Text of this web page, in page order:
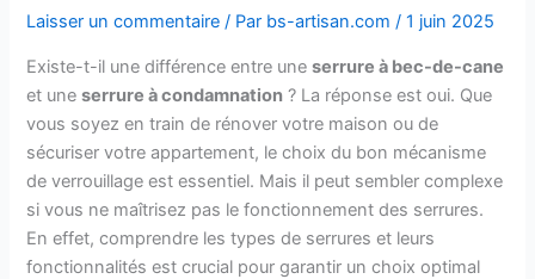
Laisser un commentaire / Par bs-artisan.com/1 juin 2025
Existe-t-il une différence entre uneserrure à bec-de-cane
et uneserrure à condamnation ? La réponse est oui. Que
vous soyez en train de rénover votre maison ou de
sécuriser votre appartement, le choix du bon mécanisme
de verrouillage est essentiel. Mais il peut sembler complexe
si vous ne maîtrisez pas le fonctionnement des serrures.
En effet, comprendre les types de serrures et leurs
fonctionnalités est crucial pour garantir un choix optimal